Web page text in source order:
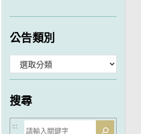
公告類別
類
搜尋
搜
:::